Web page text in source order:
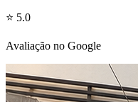
⭐ 5.0
Avaliação no Google